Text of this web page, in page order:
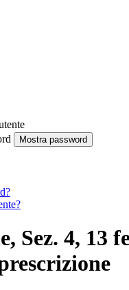
Mostra password
Sez. 4,